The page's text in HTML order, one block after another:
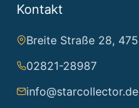
Kontakt
Breite Straße 28,
02821-28987
info@starcollector.de